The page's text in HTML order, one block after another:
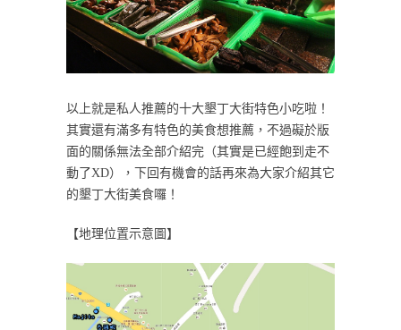
以上就是私人推薦的十大墾丁大街特色小吃啦！
其實還有滿多有特色的美食想推薦，不過礙於版
面的關係無法全部介紹完（其實是已經飽到走不
動了XD），下回有機會的話再來為大家介紹其它
的墾丁大街美食囉！
【地理位置示意圖】